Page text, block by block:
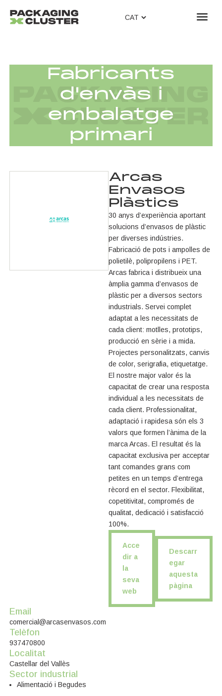
T
t
Fabricants
d'envàs i
embalatge
primari
Arcas
Envasos
Plàstics
30 anys d’experiència aportant
solucions d’envasos de plàstic
per diverses indústries.
Fabricació de pots i ampolles de
polietilè, polipropilens i PET.
Arcas fabrica i distribueix una
àmplia gamma d’envasos de
plàstic per a diversos sectors
industrials. Servei complet
adaptat a les necessitats de
cada client: motlles, prototips,
producció en sèrie i a mida.
Projectes personalitzats, canvis
de color, serigrafia, etiquetatge.
El nostre major valor és la
capacitat de crear una resposta
individual a les necessitats de
cada client. Professionalitat,
adaptació i rapidesa són els 3
valors que formen l’ànima de la
marca Arcas. El resultat és la
capacitat exclusiva per acceptar
tant comandes grans com
petites en un temps d’entrega
rècord en el sector. Flexibilitat,
copetitivitat, compromés de
qualitat, dedicació i satisfacció
100%.
Acce
dir a
la
seva
web
Descarr
egar
aquesta
pàgina
Email
comercial@arcasenvasos.com
Telèfon
937470800
Localitat
Castellar del Vallès
Sector industrial
Alimentació i Begudes